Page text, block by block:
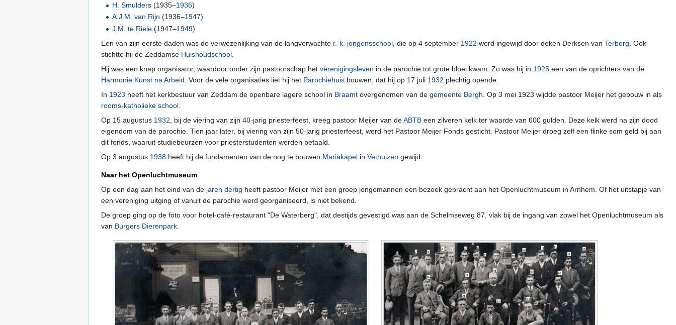
H. Smulders (1935–1936)
A.J.M. van Rijn (1936–1947)
J.M. te Riele (1947–1949)
Een van zijn eerste daden was de verwezenlijking van de langverwachte r.-k. jongensschool , die op 4 september 1922 werd ingewijd door deken Derksen van Terborg . Ook
stichtte hij de Zeddamse Huishoudschool
Hij was een knap organisator, waardoor onder zijn pastoorschap het verenigingsleven in de parochie tot grote bloei kwam. Zo was hij in 1925 een van de oprichters van de
Harmonie Kunst na Arbeid . Voor de vele organisaties liet hij het Parochiehuis bouwen, dat hij op 17 juli 1932 plechtig opende.
In 1923 heeft het kerkbestuur van Zeddam de openbare lagere school in Braamt overgenomen van de gemeente Bergh . Op 3 mei 1923 wijdde pastoor Meijer het gebouw in als
rooms-katholieke school
Op 15 augustus 1932 , bij de viering van zijn 40-jarig priesterfeest, kreeg pastoor Meijer van deABTB een zilveren kelk ter waarde van 600 gulden. Deze kelk werd na zijn dood
eigendom van de parochie. Tien jaar later, bij viering van zijn 50-jarig priesterfeest, werd het Pastoor Meijer Fonds gesticht. Pastoor Meijer droeg zelf een flinke som geld bij aan
dit fonds, waaruit studiebeurzen voor priesterstudenten werden betaald.
Op 3 augustus 1938 heeft hij de fundamenten van de nog te bouwen Mariakapel in Vethuizen gewijd.
Naar het Openluchtmuseum
Op een dag aan het eind van de jaren dertig heeft pastoor Meijer met een groep jongemannen een bezoek gebracht aan het Openluchtmuseum in Arnhem. Of het uitstapje van
een vereniging uitging of vanuit de parochie werd georganiseerd, is niet bekend.
De groep ging op de foto voor hotel-café-restaurant "De Waterberg", dat destijds gevestigd was aan de Schelmseweg 87, vlak bij de ingang van zowel het Openluchtmuseum als
van Burgers Dierenpark